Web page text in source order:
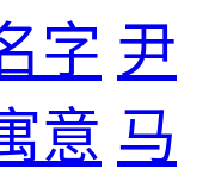
字 尹
意 马